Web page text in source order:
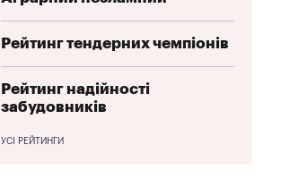
Рейтинг тендерних чемпіонів
Рейтинг надійності
забудовників
УСІ РЕЙТИНГИ